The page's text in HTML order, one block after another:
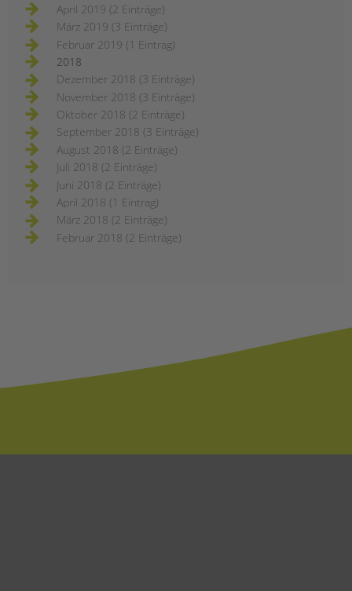
April 2019 (2 Einträge)
März 2019 (3 Einträge)
Februar 2019 (1 Eintrag)
2018
Dezember 2018 (3 Einträge)
November 2018 (3 Einträge)
Oktober 2018 (2 Einträge)
September 2018 (3 Einträge)
August 2018 (2 Einträge)
Juli 2018 (2 Einträge)
Juni 2018 (2 Einträge)
April 2018 (1 Eintrag)
März 2018 (2 Einträge)
Februar 2018 (2 Einträge)